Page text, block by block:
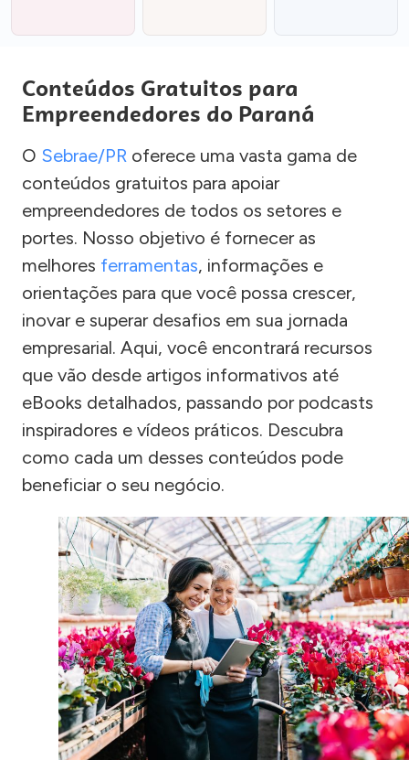
Conteúdos Gratuitos para
Empreendedores do Paraná
O Sebrae/PR oferece uma vasta gama de
conteúdos gratuitos para apoiar
empreendedores de todos os setores e
portes. Nosso objetivo é fornecer as
melhores ferramentas, informações e
orientações para que você possa crescer,
inovar e superar desafios em sua jornada
empresarial. Aqui, você encontrará recursos
que vão desde artigos informativos até
eBooks detalhados, passando por podcasts
inspiradores e vídeos práticos. Descubra
como cada um desses conteúdos pode
beneficiar o seu negócio.